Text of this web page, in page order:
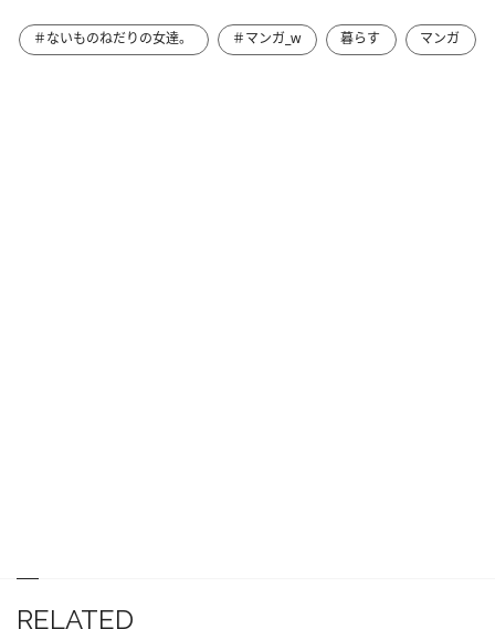
＃ないものねだりの女達。 ＃マンガ_w 暮らす マンガ
RELATED